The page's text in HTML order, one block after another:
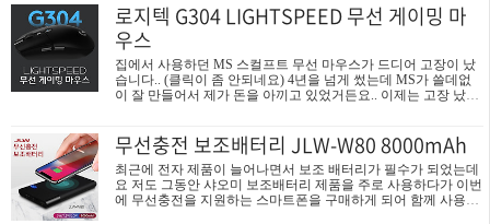
습니다. BCS-T90 제품 박스입니다. 눈길을 끄는 것은 KOREA 마
크인데, 제조사인 블루콤은 국내 기업으로써 넥밴드 이어폰인 L
G톤플러스 제품을 제조하던 곳입니다. 당시 블루콤의 넥밴드가
음질과 배터리 성능이 우수하고 목에 거는 편의성으로 좋은 평가
를 받아 많은 분들이 넥밴드를 목에 걸고 다니는 것이 유행이었
는데 그래서 이번 ..
로지텍 G304 LIGHTSPEED 무선 게이밍 마
우스
집에서 사용하던 MS 스컬프트 무선 마우스가 드디어 고장이 났
습니다.. (클릭이 좀 안되네요) 4년을 넘게 썼는데 MS가 쓸데없
이 잘 만들어서 제가 돈을 아끼고 있었거든요.. 이제는 고장 났으
제품 박스는 하늘색 심플하고 LIGHTSPEED 기술을 적용했을 나
타내는 마크가 오른쪽에 표시되어 있습니다. 참고로 G304는 아
시아 지역용이고 G305는 미국 지역용인데 성능의 차이는 없다고
합니다. 박스 뒷면에 G304의 핵심 성능이 간단하게 안내가 되어
있습니다. LIGHTSPEED 무선 기술, 12000DPI HERO 센서 , 250
무선충전 보조배터리 JLW-W80 8000mAh
최근에 전자 제품이 늘어나면서 보조 배터리가 필수가 되었는데
요 저도 그동안 샤오미 보조배터리 제품을 주로 사용하다가 이번
에 무선충전을 지원하는 스마트폰을 구매하게 되어 함께 사용할